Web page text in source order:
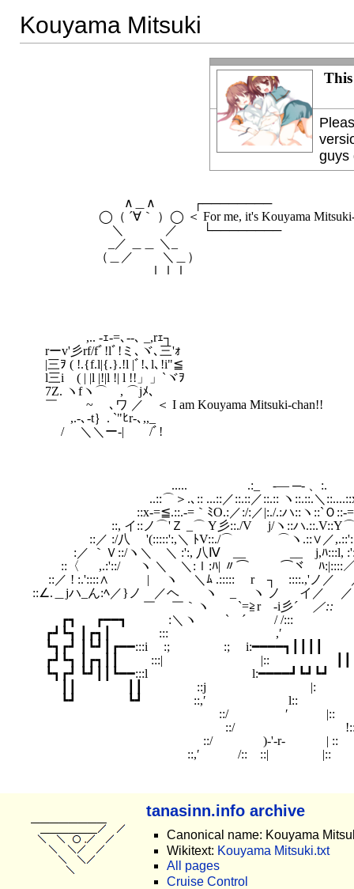
Kouyama Mitsuki
guys
∧＿∧　　　┌────────
◯（ ´∀｀ ）◯ ＜ For me, it's Kouyama Mitsuki-
＼　　　 ／　　└────────
_／ ＿＿ ＼_
（＿／　　 ＼＿）
ｌｌｌ
    　　　 ,.. -ｪ‐=､‐-､ _,rｪ┐
    rーv'彡rf/fﾞ!lﾞ!ミ､ヾ､三'ｫ
    |三ｦ ( !.{f.l|{.}.!l |ﾞ!､l､!i"≦
    l三i　( | |l |!|l !| l !!」」`ヾｦ
    7Z. ヽfヽ⌒　, ⌒jﾒ､
    ￣　　 ~ゝ ､ワ ／　＜ I am Kouyama Mitsuki-chan!!
    　　,.‐､-t｝. `"ﾋr-､,,_
    　 /　 ＼＼ー-|　　/ﾞ!
.....　　 　 　 .:_　-— ─- 、:.　　　
..::⌒＞.､:: ...::／::.::／::.:: ヽ::.::.＼::....::x
::x-=≦.::.-=｀ﾐO.:／:/:／|:./.:ハ::ヽ::`Ｏ::-=
::, イ::ノ⌒'Ｚ _⌒ Y彡::./V　 j/ヽ::ハ.::.V::Y⌒／
::／ :/八　 '(:::::':,＼ ﾄV::./⌒　　 　 ⌒ヽ.::∨／,.::'::/
:／ ｀Ｖ::/ヽ＼　＼ :':, 八Ⅳ　__　　 　 __　j,ﾊ:::l,
::〈 　 ,.:'::/ 　 ヽ ＼　＼:ｌ:ﾊ| 〃⌒　 　 ⌒ヾ　ﾊ:|::::
::／ ! :.'::::∧　　　|　 ヽ 　＼ﾑ .:::::　 r　┐　::::.,'ノ／　
::∠.＿jハ_ん:ﾍ／}ノ　／ヘ　　ヽゝ_　 ヽ ノ 　 イ／　
￣　 ￣｀ヽ　　 `=≧r　‐i彡´　 ／::　
┏┓ 　 ┏━━┓　　　 :＼ヽ　　 `　´　　 / /:::　　　
┏┛┗┓ ┃┏┓┃　 　 　 :::　　　　　　　 　 ,′　　　　 　
┗┓┏┛ ┃┗┛┃┏━━:::i　 :;　　　　 :;　 i:━━━━┓┃┃┃┃
┏┛┗┓ ┃┏┓┃┃　 　 :::|　　　　　 　 　 |::　　　　　
┗┓┏┛ ┗┛┃┃┗━━:::l　　　　　　　　 l:━━━━┛┗┛┗┛
┃┃ 　 　 　 ┃┃　　　　 ::j　　　　　　　　 |:　 　
┗┛ 　 　 　 ┗┛　　　　::,′ 　 　 　 　 　 l::　　　　
::/　　　 　 ′　　　|::
::/　 　 　 　 　 　 　
::/　　　　)‐'-r‐　 　　| ::
tanasinn.info archive
Canonical name: Kouyama
Wikitext: Kouyama Mitsuki.txt
All pages
Cruise Control